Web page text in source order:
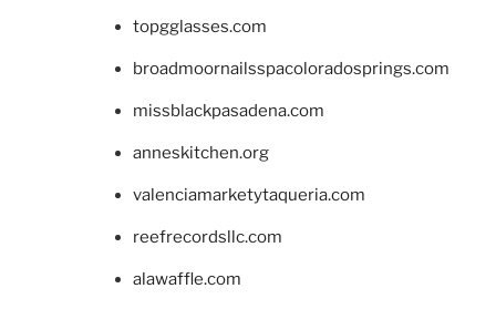
topgglasses.com
broadmoornailsspacoloradosprings.com
missblackpasadena.com
anneskitchen.org
valenciamarketytaqueria.com
reefrecordsllc.com
alawaffle.com